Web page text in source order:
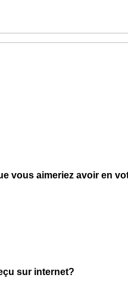
vous aimeriez avoir en
sur internet?